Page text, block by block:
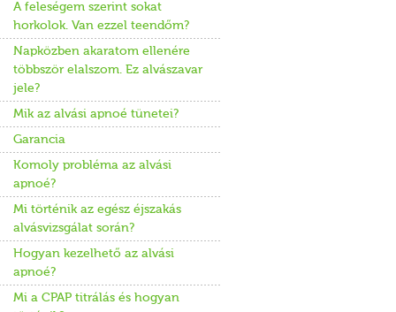
A feleségem szerint sokat
horkolok. Van ezzel teendőm?
Napközben akaratom ellenére
többször elalszom. Ez alvászavar
jele?
Mik az alvási apnoé tünetei?
Garancia
Komoly probléma az alvási
apnoé?
Mi történik az egész éjszakás
alvásvizsgálat során?
Hogyan kezelhető az alvási
apnoé?
Mi a CPAP titrálás és hogyan